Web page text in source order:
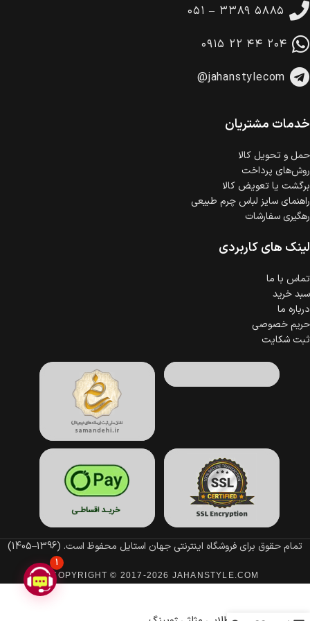
در هنگام خرید محصول، امکان انتخاب پرداخت در محل
وجود دارد.
خرید اقساطی با شرایط آسان و بدون ضامن امکان‌پذیر
است.
گارانتی معتبر برای تمامی محصولات ارائه می‌شود.
۰۵۱ – ۳۳۸۹ ۵۸۸۵
۰۹۱۵ ۲۲ ۴۴ ۲۰۴
@jahanstylecom
خدمات مشتریان
حمل‌ و تحویل کالا
روش‌های پرداخت
برگشت یا تعویض کالا
راهنمای سایز لباس چرم طبیعی
رهگیری سفارشات
لینک های کاربردی
تماس با ما
سبد خرید
درباره ما
حریم خصوصی
ثبت شکایت
تمام حقوق برای فروشگاه اینترنتی جهان استایل محفوظ است. (1396–1405)
COPYRIGHT © 2017-2026 JAHANSTYLE.COM
1